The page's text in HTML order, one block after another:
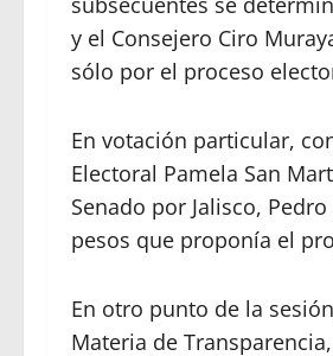
y el Consejero Ciro
sólo por el proceso
En votación particular,
Electoral Pamela San
Senado por Jalisco,
pesos que proponía el
En otro punto de la
Materia de